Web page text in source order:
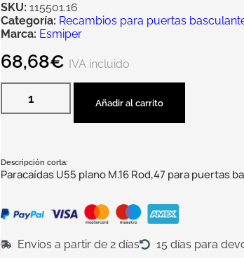
SKU:115501.16
Categoría: Recambios para puertas
Marca: Esmiper
68,68€ IVA incluido
Añadir al carrito
Descripción corta:
Paracaídas U55 plano M.16 Rod,47 para puertas
Envíos a partir de 2 días 15 días para